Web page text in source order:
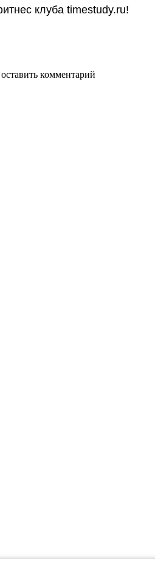
клуба timestudy.ru!
комментарий